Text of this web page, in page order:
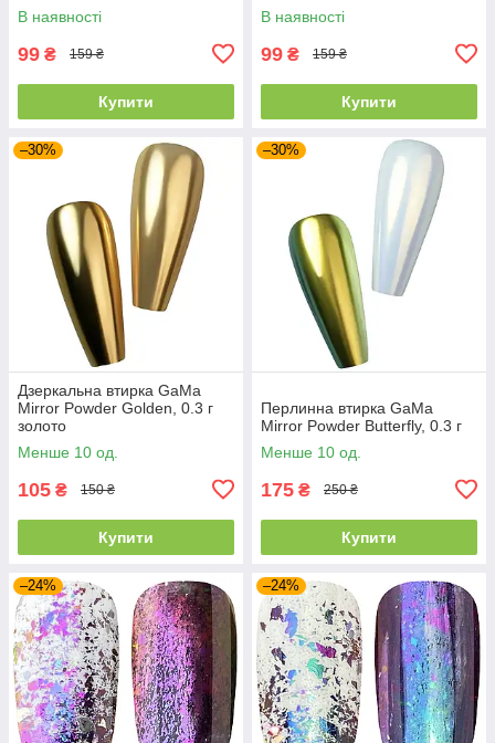
В наявності
99 ₴ 159 ₴
Купити
В наявності
99 ₴ 159 ₴
Купити
–30%
Дзеркальна втирка GaMa
Mirror Powder Golden, 0.3 г
золото
Менше 10 од.
105 ₴ 150 ₴
Купити
–30%
Перлинна втирка GaMa
Mirror Powder Butterfly, 0.3 г
Менше 10 од.
175 ₴ 250 ₴
Купити
–24% –24%